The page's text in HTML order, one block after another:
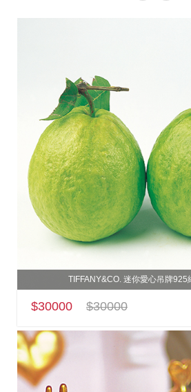
TIFFANY&CO. 迷你愛心吊牌925
$30000 $30000